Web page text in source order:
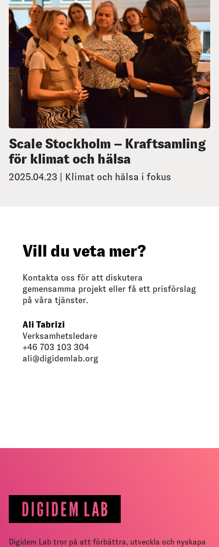
Scale Stockholm – Kraftsamling
för klimat och hälsa
2025.04.23 | Klimat och hälsa i fokus
Vill du veta mer?
Kontakta oss för att diskutera
gemensamma projekt eller få ett prisförslag
på våra tjänster.
Ali Tabrizi
Verksamhetsledare
+46 703 103 304
ali@digidemlab.org
Digidem Lab tror på att förbättra, utveckla och nyskapa